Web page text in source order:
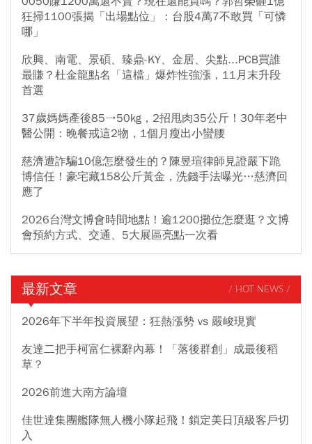
狂掃1100張揭「出場點位」：台股4萬7不敢買「可憐
哪」
欣興、南電、景碩、臻鼎-KY、金居、尖點...PCB買誰
最賺？杜金龍點名「這檔」爆炸性強漲，11月末升段
首選
37歲媽媽產後85→50kg，2招甩肉35公斤！30年老中
醫公開：晚餐戒這2物，1個月瘦出小蠻腰
慈濟遭詐騙10億怎麼發生的？陳昱瑄律師見證嚴下跪
博信任！豪宅藏158公斤黃金，洗錢手法曝光…慈濟回
應了
2026台灣文博會時間地點！逾1200攤位怎麼逛？文博
會預約方式、交通、5大展區亮點一次看
最新文章 / HOT NEWS /
2026年下半年投資展望：狂熱漲勢 vs 嚴峻現實
友達二把手柯富仁裸辭內幕！「落後群創」成最後稻
草？
2026前進大南方論壇
佳世達集團艦隊無人機小隊起飛！鎖定美日頂級客戶切
入